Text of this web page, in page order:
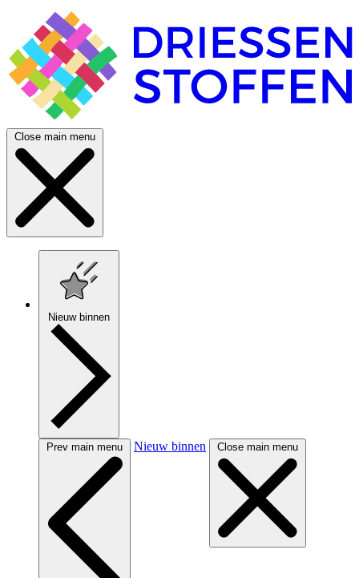
Close main menu
Nieuw binnen
Prev main menu Nieuw binnen Close main menu